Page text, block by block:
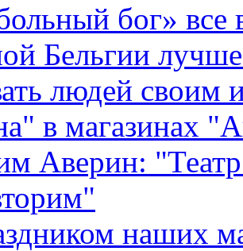
бог» все
Бельгии
людей своим
в магазинах
Аверин:
наших